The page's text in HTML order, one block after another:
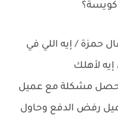
كويسة؟
حمزة / إيه اللي في
لأهلك
حصل مشكلة مع عميل
رفض الدفع وحاول